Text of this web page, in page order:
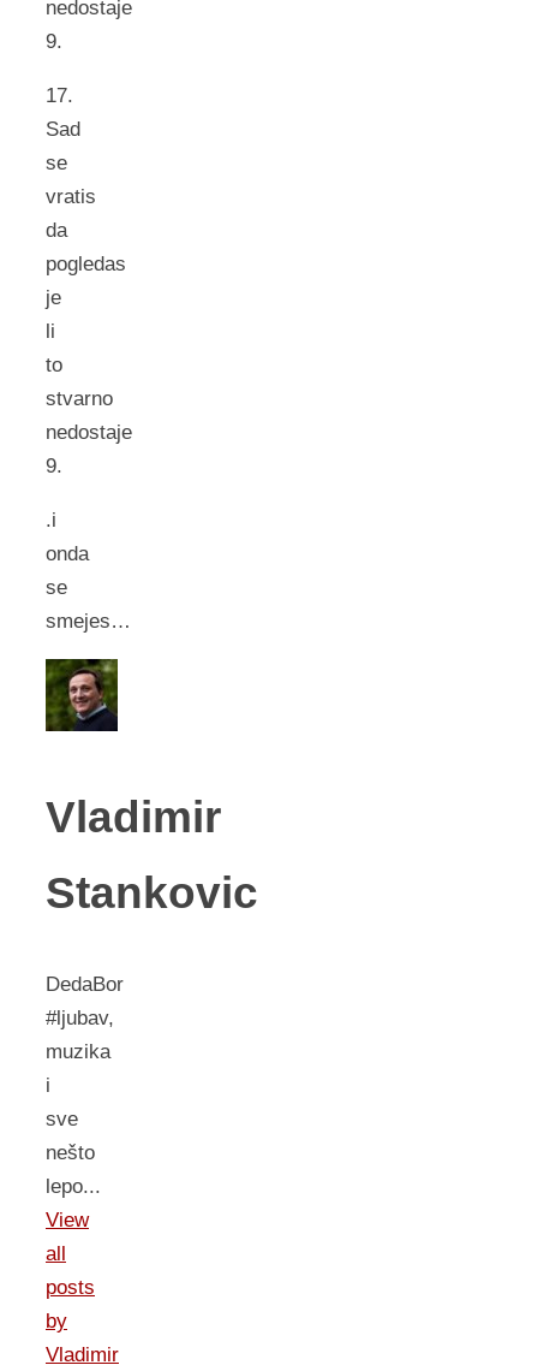
nedostaje
9.
17.
Sad
se
vratis
da
pogledas
je
li
to
stvarno
nedostaje
9.
.i
onda
se
smejes…
Vladimir
Stankovic
DedaBor
#ljubav,
muzika
i
sve
nešto
lepo...
View
all
posts
by
Vladimir